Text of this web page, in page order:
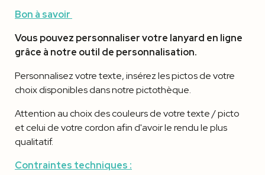
Bon à savoir
Vous pouvez personnaliser votre lanyard en ligne
grâce à notre outil de personnalisation.
Personnalisez votre texte, insérez les pictos de votre
choix disponibles dans notre pictothèque.
Attention au choix des couleurs de votre texte / picto
et celui de votre cordon afin d'avoir le rendu le plus
qualitatif.
Contraintes techniques :